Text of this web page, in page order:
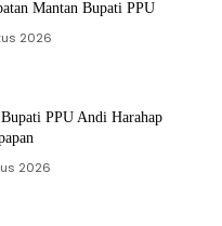
Mantan Bupati PPU
2026
PPU Andi Harahap
2026